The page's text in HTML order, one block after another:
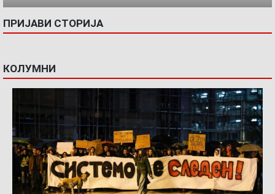
ПРИЈАВИ СТОРИЈА
КОЛУМНИ